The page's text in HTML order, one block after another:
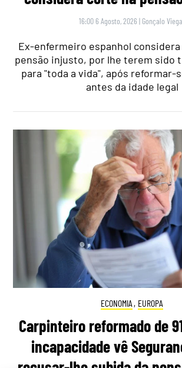
16:00 6 Agosto, 2026 | Gonçalo
Ex-enfermeiro espanhol considera
pensão injusto, por lhe terem sido
para "toda a vida", após reformar-
antes da idade legal
ECONOMIA , EUROPA
Carpinteiro reformado de
incapacidade vê